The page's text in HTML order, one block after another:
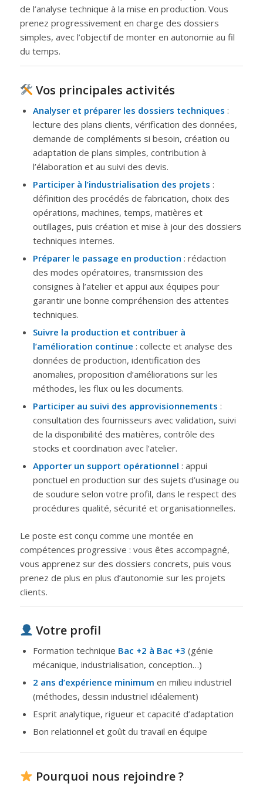
de l’analyse technique à la mise en production. Vous
prenez progressivement en charge des dossiers
simples, avec l’objectif de monter en autonomie au fil
du temps.
Vos principales activités
Analyser et préparer les dossiers techniques :
lecture des plans clients, vérification des données,
demande de compléments si besoin, création ou
adaptation de plans simples, contribution à
l’élaboration et au suivi des devis.
Participer à l’industrialisation des projets :
définition des procédés de fabrication, choix des
opérations, machines, temps, matières et
outillages, puis création et mise à jour des dossiers
techniques internes.
Préparer le passage en production : rédaction
des modes opératoires, transmission des
consignes à l’atelier et appui aux équipes pour
garantir une bonne compréhension des attentes
techniques.
Suivre la production et contribuer à
l’amélioration continue : collecte et analyse des
données de production, identification des
anomalies, proposition d’améliorations sur les
méthodes, les flux ou les documents.
Participer au suivi des approvisionnements :
consultation des fournisseurs avec validation, suivi
de la disponibilité des matières, contrôle des
stocks et coordination avec l’atelier.
Apporter un support opérationnel : appui
ponctuel en production sur des sujets d’usinage ou
de soudure selon votre profil, dans le respect des
procédures qualité, sécurité et organisationnelles.
Le poste est conçu comme une montée en
compétences progressive : vous êtes accompagné,
vous apprenez sur des dossiers concrets, puis vous
prenez de plus en plus d’autonomie sur les projets
clients.
Votre profil
Formation technique Bac +2 à Bac +3 (génie
mécanique, industrialisation, conception…)
2 ans d’expérience minimum en milieu industriel
(méthodes, dessin industriel idéalement)
Esprit analytique, rigueur et capacité d’adaptation
Bon relationnel et goût du travail en équipe
Pourquoi nous rejoindre ?